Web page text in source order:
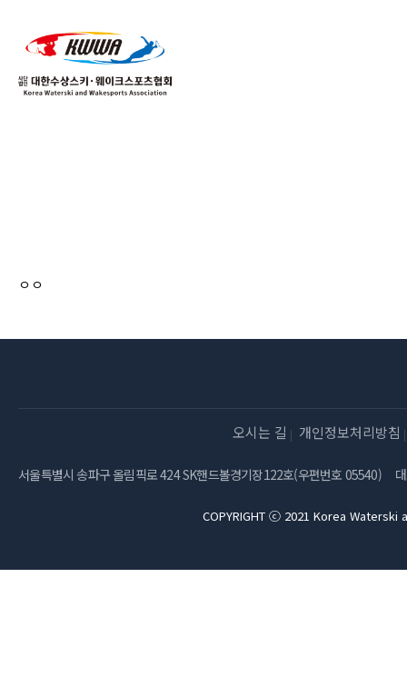
ㅇㅇ
오시는 길 개인정보처리방침
서울특별시 송파구 올림픽로 424 SK핸드볼경기장122호(우편번호 05540)
COPYRIGHT ⓒ 2021 Korea Waterski